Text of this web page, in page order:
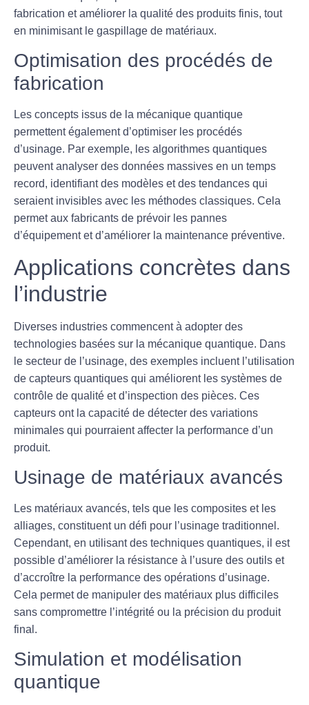
fabrication et améliorer la qualité des produits finis, tout
en minimisant le gaspillage de matériaux.
Optimisation des procédés de
fabrication
Les concepts issus de la mécanique quantique
permettent également d’optimiser les procédés
d’usinage. Par exemple, les algorithmes quantiques
peuvent analyser des données massives en un temps
record, identifiant des modèles et des tendances qui
seraient invisibles avec les méthodes classiques. Cela
permet aux fabricants de prévoir les pannes
d’équipement et d’améliorer la maintenance préventive.
Applications concrètes dans
l’industrie
Diverses industries commencent à adopter des
technologies basées sur la mécanique quantique. Dans
le secteur de l’usinage, des exemples incluent l’utilisation
de capteurs quantiques qui améliorent les systèmes de
contrôle de qualité et d’inspection des pièces. Ces
capteurs ont la capacité de détecter des variations
minimales qui pourraient affecter la performance d’un
produit.
Usinage de matériaux avancés
Les matériaux avancés, tels que les composites et les
alliages, constituent un défi pour l’usinage traditionnel.
Cependant, en utilisant des techniques quantiques, il est
possible d’améliorer la résistance à l’usure des outils et
d’accroître la performance des opérations d’usinage.
Cela permet de manipuler des matériaux plus difficiles
sans compromettre l’intégrité ou la précision du produit
final.
Simulation et modélisation
quantique